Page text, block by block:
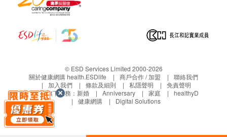
Total fat
-Trans fat
0.0 g
Carbohydrates
Dietary fibre 45.6 g
0.2 g
-Sugars
3.3 g
0 g
Sodium
© ESD Services Limited 2000-2026
關於健康網購 health.ESDlife
商戶合作 / 加盟
聯絡我們
加入我們
條款及細則 私隱聲明
免責聲明
生活易旗下業務： 新婚 Anniversary 家庭
healthyD
健康網購
Digital Solutions